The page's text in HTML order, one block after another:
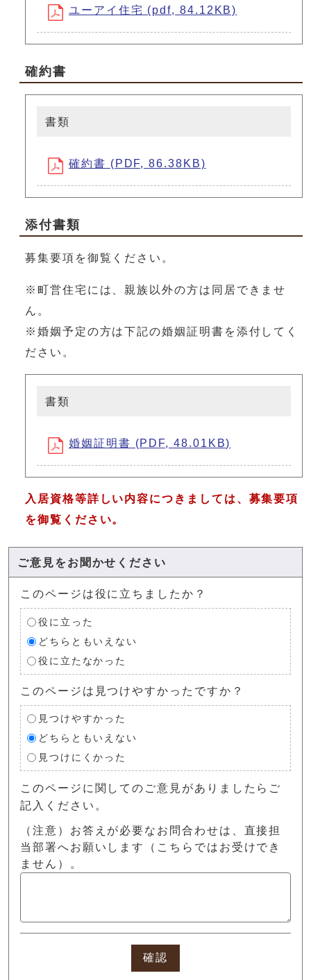
ユーアイ住宅 (pdf, 84.12KB)
確約書
書類
確約書 (PDF, 86.38KB)
添付書類
募集要項を御覧ください。
※町営住宅には、親族以外の方は同居できませ
ん。
※婚姻予定の方は下記の婚姻証明書を添付してく
ださい。
書類
婚姻証明書 (PDF, 48.01KB)
入居資格等詳しい内容につきましては、募集要項
を御覧ください。
ご意見をお聞かせください
このページは役に立ちましたか？
役に立った
どちらともいえない
役に立たなかった
このページは見つけやすかったですか？
見つけやすかった
どちらともいえない
見つけにくかった
このページに関してのご意見がありましたらご
記入ください。
（注意）お答えが必要なお問合わせは、直接担
当部署へお願いします（こちらではお受けでき
ません）。
確認